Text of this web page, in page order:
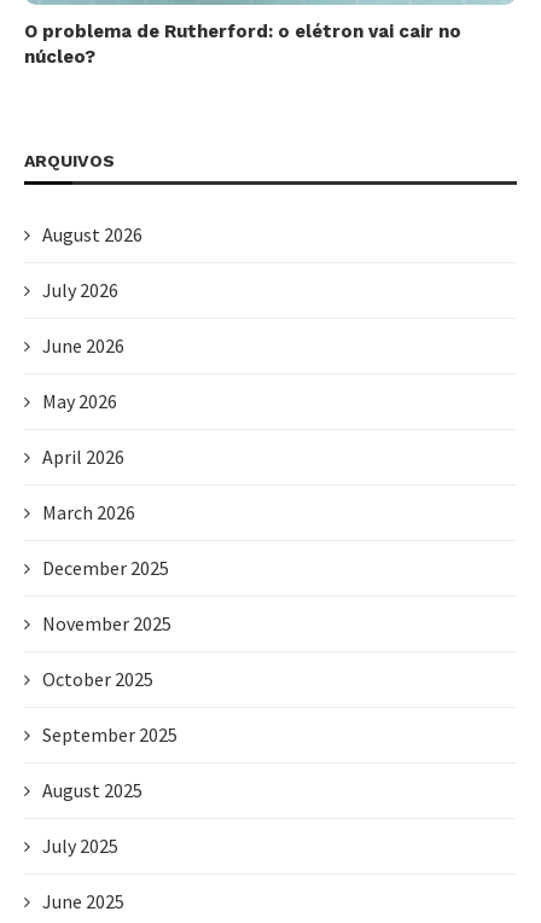
O problema de Rutherford: o elétron vai cair no
núcleo?
ARQUIVOS
August 2026
July 2026
June 2026
May 2026
April 2026
March 2026
December 2025
November 2025
October 2025
September 2025
August 2025
July 2025
June 2025